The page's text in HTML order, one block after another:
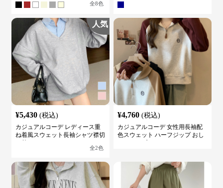
全8色
人気
¥5,430 (税込)
カジュアルコーデ レディース重
ね着風スウェット長袖シャツ襟切
全2色
¥4,760 (税込)
カジュアルコーデ 女性用長袖配
色スウェット ハーフジップ おし